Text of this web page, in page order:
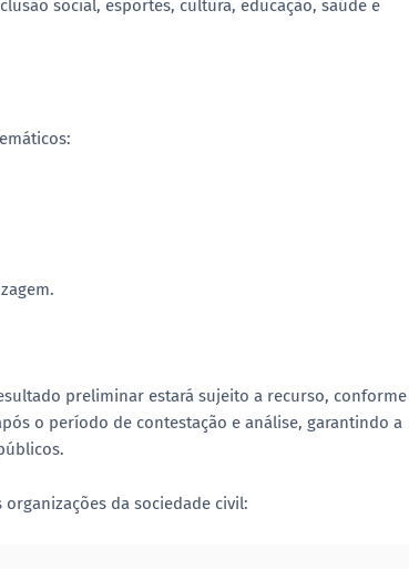
social, esportes, cultura, educação, saúde e
preliminar estará sujeito a recurso, conforme
o período de contestação e análise, garantindo a
da sociedade civil: